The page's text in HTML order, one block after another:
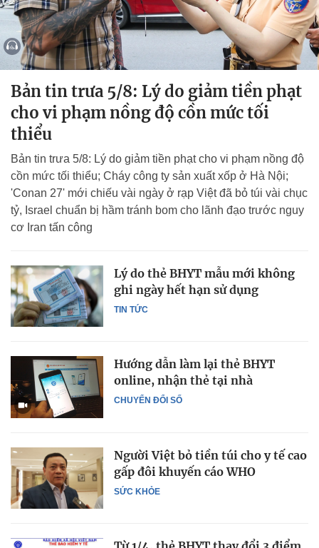
Bản tin trưa 5/8: Lý do giảm tiền phạt
cho vi phạm nồng độ cồn mức tối
thiểu
Bản tin trưa 5/8: Lý do giảm tiền phạt cho vi phạm nồng độ
cồn mức tối thiểu; Cháy công ty sản xuất xốp ở Hà Nội;
'Conan 27' mới chiếu vài ngày ở rạp Việt đã bỏ túi vài chục
tỷ, Israel chuẩn bị hầm tránh bom cho lãnh đạo trước nguy
cơ Iran tấn công
TIN TỨC
Lý do thẻ BHYT mẫu mới không
ghi ngày hết hạn sử dụng
CHUYỂN ĐỔI SỐ
Hướng dẫn làm lại thẻ BHYT
online, nhận thẻ tại nhà
SỨC KHỎE
Người Việt bỏ tiền túi cho y tế cao
gấp đôi khuyến cáo WHO